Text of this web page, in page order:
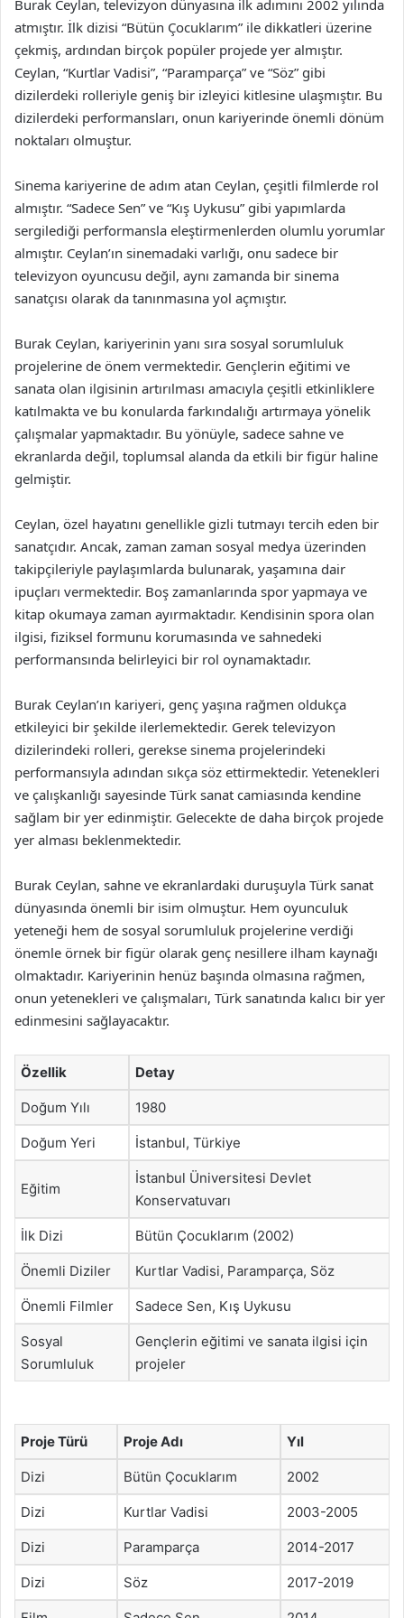
Burak Ceylan, televizyon dünyasına ilk adımını 2002 yılında
atmıştır. İlk dizisi “Bütün Çocuklarım” ile dikkatleri üzerine
çekmiş, ardından birçok popüler projede yer almıştır.
Ceylan, “Kurtlar Vadisi”, “Paramparça” ve “Söz” gibi
dizilerdeki rolleriyle geniş bir izleyici kitlesine ulaşmıştır. Bu
dizilerdeki performansları, onun kariyerinde önemli dönüm
noktaları olmuştur.
Sinema kariyerine de adım atan Ceylan, çeşitli filmlerde rol
almıştır. “Sadece Sen” ve “Kış Uykusu” gibi yapımlarda
sergilediği performansla eleştirmenlerden olumlu yorumlar
almıştır. Ceylan’ın sinemadaki varlığı, onu sadece bir
televizyon oyuncusu değil, aynı zamanda bir sinema
sanatçısı olarak da tanınmasına yol açmıştır.
Burak Ceylan, kariyerinin yanı sıra sosyal sorumluluk
projelerine de önem vermektedir. Gençlerin eğitimi ve
sanata olan ilgisinin artırılması amacıyla çeşitli etkinliklere
katılmakta ve bu konularda farkındalığı artırmaya yönelik
çalışmalar yapmaktadır. Bu yönüyle, sadece sahne ve
ekranlarda değil, toplumsal alanda da etkili bir figür haline
gelmiştir.
Ceylan, özel hayatını genellikle gizli tutmayı tercih eden bir
sanatçıdır. Ancak, zaman zaman sosyal medya üzerinden
takipçileriyle paylaşımlarda bulunarak, yaşamına dair
ipuçları vermektedir. Boş zamanlarında spor yapmaya ve
kitap okumaya zaman ayırmaktadır. Kendisinin spora olan
ilgisi, fiziksel formunu korumasında ve sahnedeki
performansında belirleyici bir rol oynamaktadır.
Burak Ceylan’ın kariyeri, genç yaşına rağmen oldukça
etkileyici bir şekilde ilerlemektedir. Gerek televizyon
dizilerindeki rolleri, gerekse sinema projelerindeki
performansıyla adından sıkça söz ettirmektedir. Yetenekleri
ve çalışkanlığı sayesinde Türk sanat camiasında kendine
sağlam bir yer edinmiştir. Gelecekte de daha birçok projede
yer alması beklenmektedir.
Burak Ceylan, sahne ve ekranlardaki duruşuyla Türk sanat
dünyasında önemli bir isim olmuştur. Hem oyunculuk
yeteneği hem de sosyal sorumluluk projelerine verdiği
önemle örnek bir figür olarak genç nesillere ilham kaynağı
olmaktadır. Kariyerinin henüz başında olmasına rağmen,
onun yetenekleri ve çalışmaları, Türk sanatında kalıcı bir yer
edinmesini sağlayacaktır.
Özellik Detay
Doğum Yılı 1980
Doğum Yeri İstanbul, Türkiye
Eğitim
İstanbul Üniversitesi Devlet
Konservatuvarı
İlk Dizi Bütün Çocuklarım (2002)
Önemli Diziler Kurtlar Vadisi, Paramparça, Söz
Önemli Filmler Sadece Sen, Kış Uykusu
Sosyal
Sorumluluk
Gençlerin eğitimi ve sanata ilgisi için
projeler
Proje Türü Proje Adı Yıl
Dizi Bütün Çocuklarım 2002
Dizi Kurtlar Vadisi 2003-2005
Dizi Paramparça 2014-2017
Dizi Söz 2017-2019